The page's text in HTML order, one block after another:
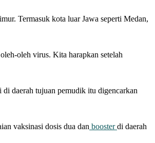
Termasuk kota luar Jawa seperti Medan,
oleh virus. Kita harapkan setelah
di daerah tujuan pemudik itu digencarkan
vaksinasi dosis dua dan boosterdi daerah